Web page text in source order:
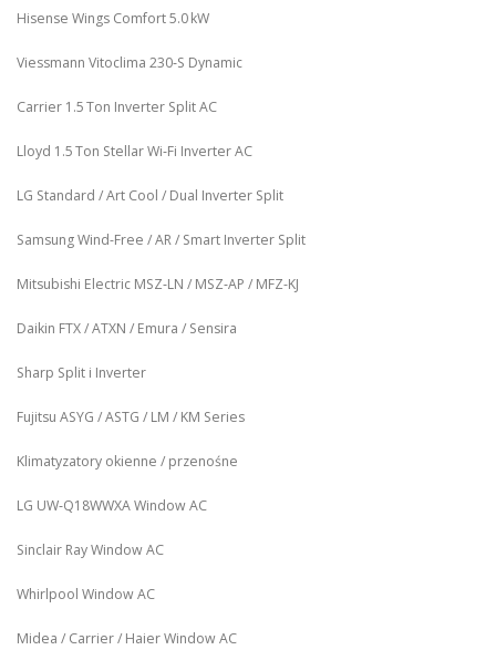
Hisense Wings Comfort 5.0 kW
Viessmann Vitoclima 230‑S Dynamic
Carrier 1.5 Ton Inverter Split AC
Lloyd 1.5 Ton Stellar Wi‑Fi Inverter AC
LG Standard / Art Cool / Dual Inverter Split
Samsung Wind-Free / AR / Smart Inverter Split
Mitsubishi Electric MSZ‑LN / MSZ‑AP / MFZ-KJ
Daikin FTX / ATXN / Emura / Sensira
Sharp Split i Inverter
Fujitsu ASYG / ASTG / LM / KM Series
Klimatyzatory okienne / przenośne
LG UW‑Q18WWXA Window AC
Sinclair Ray Window AC
Whirlpool Window AC
Midea / Carrier / Haier Window AC